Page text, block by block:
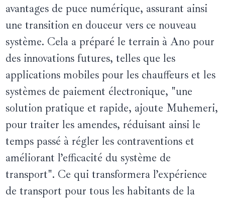
avantages de puce numérique, assurant ainsi
une transition en douceur vers ce nouveau
système. Cela a préparé le terrain à Ano pour
des innovations futures, telles que les
applications mobiles pour les chauffeurs et les
systèmes de paiement électronique, "une
solution pratique et rapide, ajoute Muhemeri,
pour traiter les amendes, réduisant ainsi le
temps passé à régler les contraventions et
améliorant l’efficacité du système de
transport". Ce qui transformera l’expérience
de transport pour tous les habitants de la